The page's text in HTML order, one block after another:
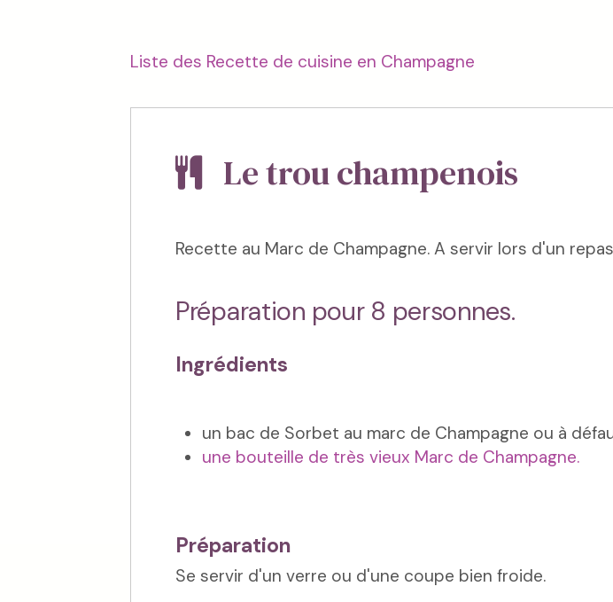
Liste des Recette de cuisine en Champagne
Le trou champenois
Recette au Marc de Champagne. A servir lors d'un
Préparation pour 8 personnes.
Ingrédients
un bac de Sorbet au marc de Champagne ou à
une bouteille de très vieux Marc de Champagne.
Préparation
Se servir d'un verre ou d'une coupe bien froide.